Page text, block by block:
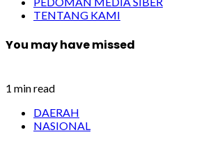
TENTANG KAMI
You may have missed
1 min read
DAERAH
NASIONAL